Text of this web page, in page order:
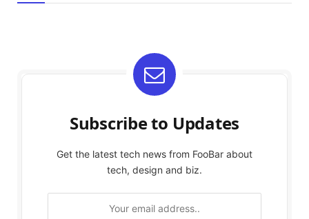
Subscribe to Updates
Get the latest tech news from FooBar about
tech, design and biz.